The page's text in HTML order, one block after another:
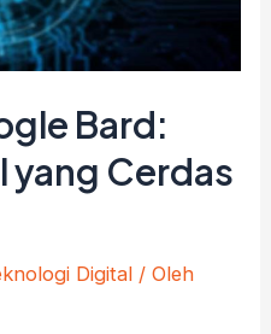
Bard:
yang Cerdas
Digital / Oleh